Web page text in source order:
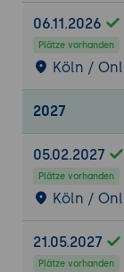
5.
30-35%)
Der
künftiger
Der
Das
06.11.2026
Plätze vorhanden
Köln /
2027
05.02.2027
Plätze vorhanden
Köln /
21.05.2027
Plätze vorhanden